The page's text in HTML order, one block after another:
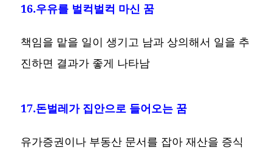
16.우유를 벌컥벌컥 마신 꿈
책임을 맡을 일이 생기고 남과 상의해서 일을 추
진하면 결과가 좋게 나타남
17.돈벌레가 집안으로 들어오는 꿈
유가증권이나 부동산 문서를 잡아 재산을 증식